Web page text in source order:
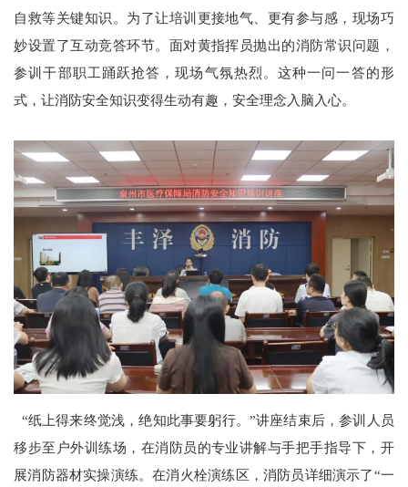
自救等关键知识。为了让培训更接地气、更有参与感，现场巧
妙设置了互动竞答环节。面对黄指挥员抛出的消防常识问题，
参训干部职工踊跃抢答，现场气氛热烈。这种一问一答的形
式，让消防安全知识变得生动有趣，安全理念入脑入心。
“纸上得来终觉浅，绝知此事要躬行。”讲座结束后，参训人员
移步至户外训练场，在消防员的专业讲解与手把手指导下，开
展消防器材实操演练。在消火栓演练区，消防员详细演示了“一